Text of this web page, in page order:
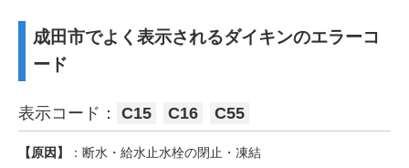
成田市でよく表示されるダイキンのエラーコ
ード
表示コード： C15 C16 C55
【原因】
：断水・給水止水栓の閉止・凍結